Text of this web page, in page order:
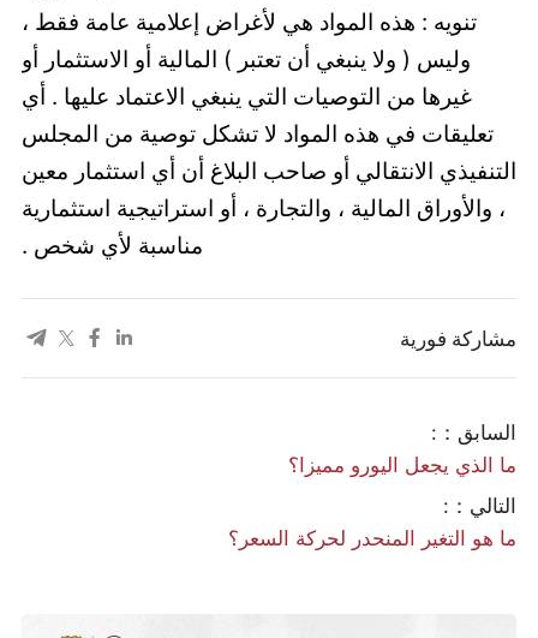
تنويه : هذه المواد هي لأغراض إعلامية عامة فقط ،
وليس ( ولا ينبغي أن تعتبر ) المالية أو الاستثمار أو
غيرها من التوصيات التي ينبغي الاعتماد عليها . أي
تعليقات في هذه المواد لا تشكل توصية من المجلس
التنفيذي الانتقالي أو صاحب البلاغ أن أي استثمار معين
، والأوراق المالية ، والتجارة ، أو استراتيجية استثمارية
مناسبة لأي شخص .
مشاركة فورية
السابق：:
ما الذي يجعل اليورو مميزا؟
التالي：:
ما هو التغير المنحدر لحركة السعر؟